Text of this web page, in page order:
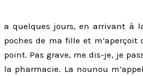
a quelques jours, en arrivant à
poches de ma fille et m’aperçoit
point. Pas grave, me dis-je, je
la pharmacie. La nounou